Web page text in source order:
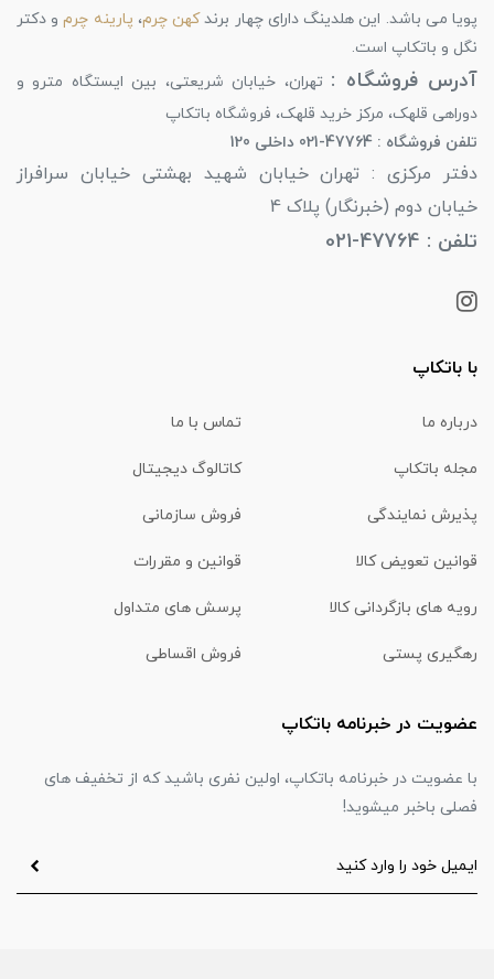
پویا می باشد. این هلدینگ دارای چهار برندکهن چرم، پارینه چرمو دکتر
نگل و باتکاپ است.
آدرس فروشگاه : تهران، خیابان شریعتی، بین ایستگاه مترو و
دوراهی قلهک، مرکز خرید قلهک، فروشگاه باتکاپ
تلفن فروشگاه : 47764-021 داخلی 120
دفتر مرکزی : تهران خیابان شهید بهشتی خیابان سرافراز
خیابان دوم (خبرنگار) پلاک 4
تلفن : 47764-021
با باتکاپ
درباره ما تماس با ما
مجله باتکاپ کاتالوگ دیجیتال
پذیرش نمایندگی فروش سازمانی
قوانین تعویض کالا قوانین و مقررات
رویه های بازگردانی کالا پرسش های متداول
رهگیری پستی فروش اقساطی
عضویت در خبرنامه باتکاپ
با عضویت در خبرنامه باتکاپ، اولین نفری باشید که از تخفیف های
فصلی باخبر میشوید!